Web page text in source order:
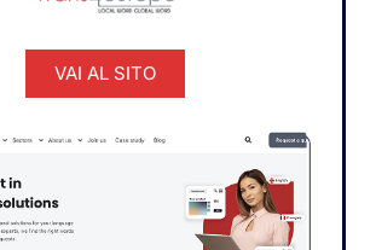
VAI AL SITO